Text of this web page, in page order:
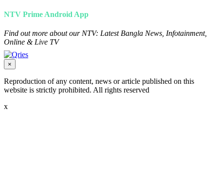
NTV Prime Android App
Find out more about our NTV: Latest Bangla News, Infotainment,
Online & Live TV
×
Reproduction of any content, news or article published on this
website is strictly prohibited. All rights reserved
x